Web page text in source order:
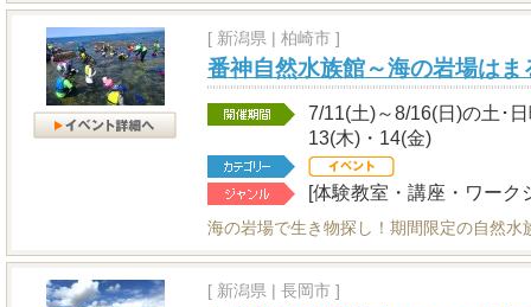
[ 新潟県 | 柏崎市 ]
番神自然水族館～海の岩場はま
7/11(土)～8/16(日)の土･
13(木)・14(金)
[体験教室・講座・ワーク
海の岩場で生き物探し！期間限定の自然水
[ 新潟県 | 長岡市 ]